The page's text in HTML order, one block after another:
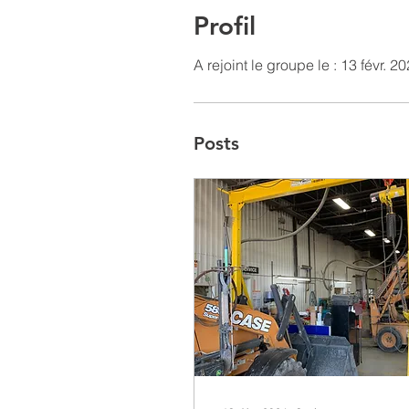
Profil
A rejoint le groupe le : 13 févr.
Posts